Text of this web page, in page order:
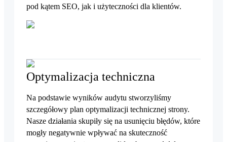
pod kątem SEO, jak i użyteczności dla klientów.
Optymalizacja techniczna
Na podstawie wyników audytu stworzyliśmy
szczegółowy plan optymalizacji technicznej strony.
Nasze działania skupiły się na usunięciu błędów, które
mogły negatywnie wpływać na skuteczność